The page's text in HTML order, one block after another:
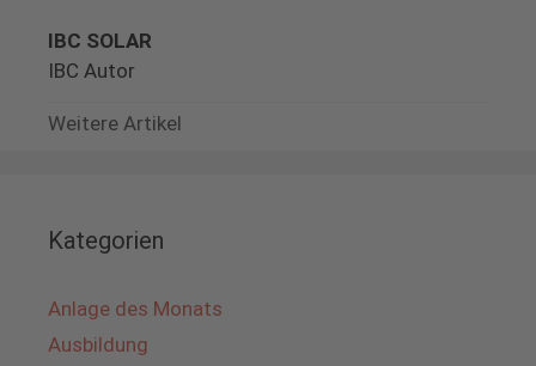
IBC SOLAR
IBC Autor
Weitere Artikel
Kategorien
Anlage des Monats
Ausbildung